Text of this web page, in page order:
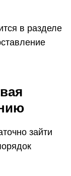
в разделе
зайти